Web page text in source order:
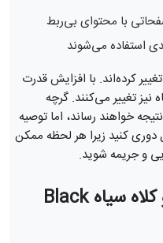
با محتوای بی‌ربط
استفاده می‌شوند
کرده‌اند. با افزایش قدرت
تغییر می‌کنند. گرچه
خواهند رساند، اما توصیه
کنید زیرا هر لحظه ممکن
و جریمه شوید.
تکنیک‌ها و روش‌های سئو کلاه سیاه Black